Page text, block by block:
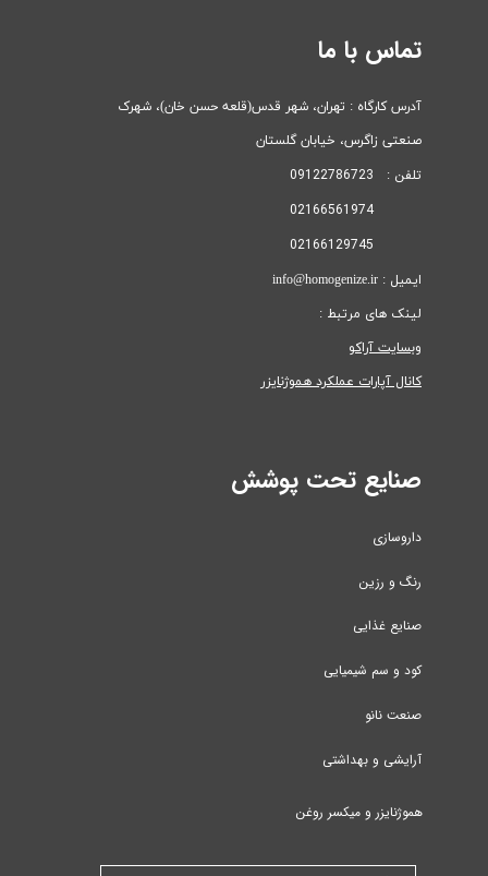
تماس با ما
آدرس کارگاه : تهران، شهر قدس(قلعه حسن خان)، ​​​​​​​شهرک
صنعتی زاگرس، خیابان گلستان
تلفن : 09122786723
02166561974
ایمیل : info@homogenize.ir
لینک های مرتبط :
وبسایت آراکو
کانال آپارات عملکرد هموژنایزر
صنایع تحت پوشش
داروسازی
رنگ و رزین
صنایع غذایی
کود و سم شیمیایی
صنعت نانو
آرایشی و بهداشتی
هموژنایزر و میکسر روغن